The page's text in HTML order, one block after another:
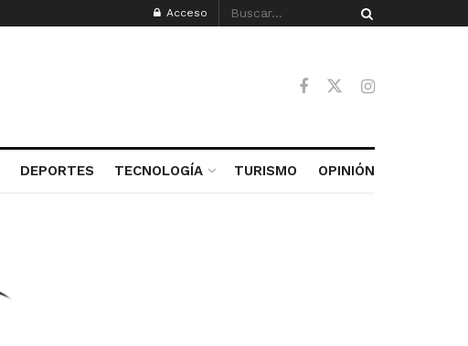
Acceso
DEPORTES TECNOLOGÍA TURISMO OPINIÓN